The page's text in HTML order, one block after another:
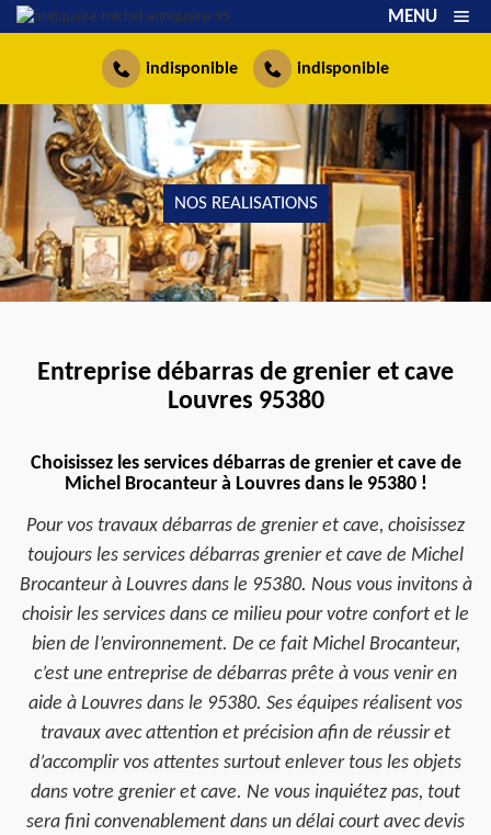
MENU
indisponible indisponible
NOS REALISATIONS
Entreprise débarras de grenier et cave
Louvres 95380
Choisissez les services débarras de grenier et cave de
Michel Brocanteur à Louvres dans le 95380 !
Pour vos travaux débarras de grenier et cave, choisissez
toujours les services débarras grenier et cave de Michel
Brocanteur à Louvres dans le 95380. Nous vous invitons à
choisir les services dans ce milieu pour votre confort et le
bien de l’environnement. De ce fait Michel Brocanteur,
c’est une entreprise de débarras prête à vous venir en
aide à Louvres dans le 95380. Ses équipes réalisent vos
travaux avec attention et précision afin de réussir et
d’accomplir vos attentes surtout enlever tous les objets
dans votre grenier et cave. Ne vous inquiétez pas, tout
sera fini convenablement dans un délai court avec devis